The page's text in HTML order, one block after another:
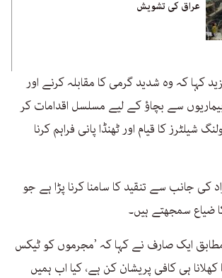
عراق کی تشویش
کہا کہ وہ شدید گرمی کا مقابلہ کرنے اور
سے بچاؤ کے لیے مسلسل اقدامات کر
شیلٹرز کا قیام اور ٹھنڈا پانی فراہم کرنا
کی جانب سے تنقید کا سامنا کرنا پڑا ہے جو
ضیاع سمجھتے ہیں۔
مطابق ایک صارف نے کہا کہ ’مجرموں کو ٹیکس
ہی کافی پریشان کن ہے، کیا اب ہمیں